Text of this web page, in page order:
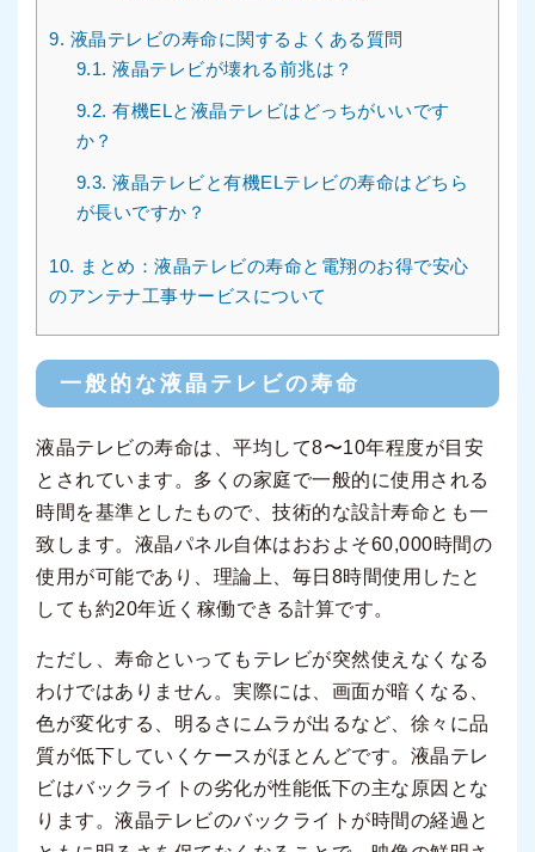
9. 液晶テレビの寿命に関するよくある質問
9.1. 液晶テレビが壊れる前兆は？
9.2. 有機ELと液晶テレビはどっちがいいです
か？
9.3. 液晶テレビと有機ELテレビの寿命はどちら
が長いですか？
10. まとめ：液晶テレビの寿命と電翔のお得で安心
のアンテナ工事サービスについて
一般的な液晶テレビの寿命
液晶テレビの寿命は、平均して8〜10年程度が目安
とされています。多くの家庭で一般的に使用される
時間を基準としたもので、技術的な設計寿命とも一
致します。液晶パネル自体はおおよそ60,000時間の
使用が可能であり、理論上、毎日8時間使用したと
しても約20年近く稼働できる計算です。
ただし、寿命といってもテレビが突然使えなくなる
わけではありません。実際には、画面が暗くなる、
色が変化する、明るさにムラが出るなど、徐々に品
質が低下していくケースがほとんどです。液晶テレ
ビはバックライトの劣化が性能低下の主な原因とな
ります。液晶テレビのバックライトが時間の経過と